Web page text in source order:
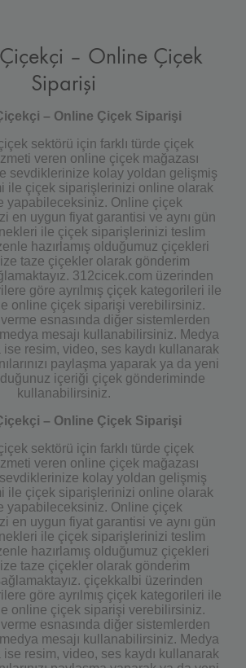
– Online Çiçek
Siparişi
– Online Çiçek Siparişi
sektörü için farklı türde çiçek
veren online çiçek mağazası
sevdiklerinize kolay yoldan gelişmiş
ile çiçek siparişlerinizi online olarak
yapabileceksiniz. Online çiçek
en uygun fiyat garantisi ve aynı gün
ile çiçek siparişlerinizi teslim
hazırlamış olduğumuz çiçekleri
taze çiçekler olarak gönderim
312cicek.com üzerinden
göre ayrılmış çiçek kategorileri ile
online çiçek siparişi verebilirsiniz.
esnasında diğer sistemlerden
mesajı kullanabilirsiniz. Medya
ise resim, video, ses kaydı kullanarak
paylaşma yaparak ya da yeni
içeriği çiçek gönderiminde
kullanabilirsiniz.
– Online Çiçek Siparişi
sektörü için farklı türde çiçek
veren online çiçek mağazası
kolay yoldan gelişmiş
ile çiçek siparişlerinizi online olarak
yapabileceksiniz. Online çiçek
en uygun fiyat garantisi ve aynı gün
ile çiçek siparişlerinizi teslim
hazırlamış olduğumuz çiçekleri
taze çiçekler olarak gönderim
çiçekkalbi üzerinden
göre ayrılmış çiçek kategorileri ile
online çiçek siparişi verebilirsiniz.
esnasında diğer sistemlerden
mesajı kullanabilirsiniz. Medya
ise resim, video, ses kaydı kullanarak